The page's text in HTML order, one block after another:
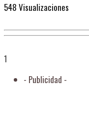
548 Visualizaciones
1
- Publicidad -